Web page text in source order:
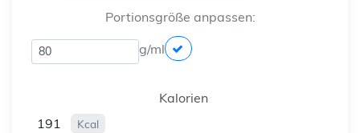
Portionsgröße anpassen:
g/ml
Kalorien
191
Kcal